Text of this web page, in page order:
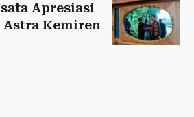
Apresiasi
Astra Kemiren